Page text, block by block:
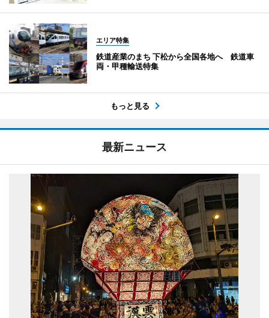
エリア特集
鉄道産業のまち 下松から全国各地へ 鉄道車
両・甲種輸送特集
もっと見る
最新ニュース